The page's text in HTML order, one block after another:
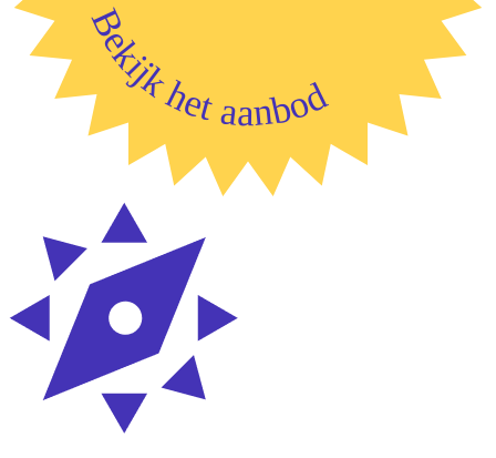
Bekijk het aanbod